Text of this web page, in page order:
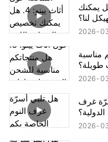
حول أثاث يينو: 4. هل يمكنك
لنا؟
2026
منتجاتكم مناسبة
طويلة؟
2026
غرف
2026